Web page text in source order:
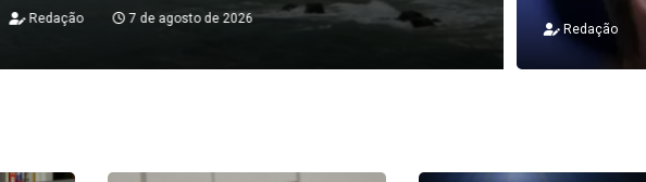
de 2026
Redação